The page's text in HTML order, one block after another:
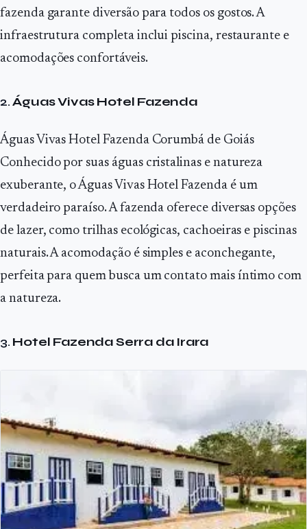
fazenda garante diversão para todos os gostos. A
infraestrutura completa inclui piscina, restaurante e
acomodações confortáveis.
2.Águas Vivas Hotel Fazenda
Águas Vivas Hotel Fazenda Corumbá de Goiás
Conhecido por suas águas cristalinas e natureza
exuberante, o Águas Vivas Hotel Fazenda é um
verdadeiro paraíso. A fazenda oferece diversas opções
de lazer, como trilhas ecológicas, cachoeiras e piscinas
naturais. A acomodação é simples e aconchegante,
perfeita para quem busca um contato mais íntimo com
a natureza.
3. Hotel Fazenda Serra da Irara